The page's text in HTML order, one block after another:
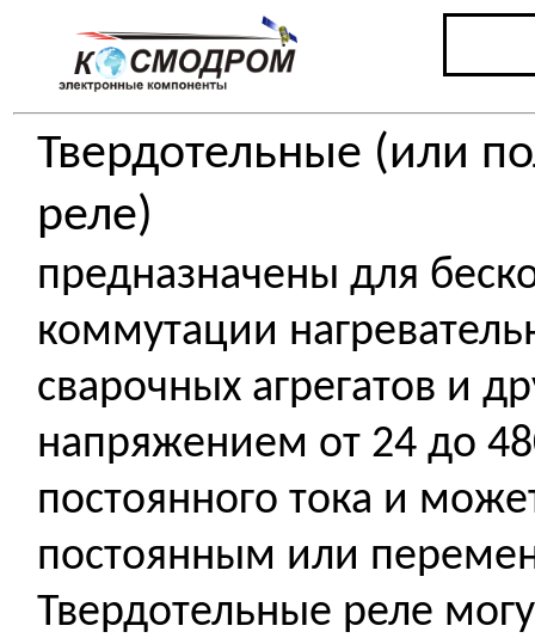
Твердотельные (или
реле)
предназначены для
коммутации
сварочных агрегатов и
напряжением от 24 до
постоянного тока и
постоянным или
Твердотельные реле